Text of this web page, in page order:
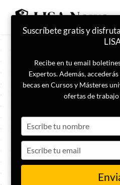
Suscríbete gratis y
Recibe en tu email
Expertos. Además,
becas en Cursos y Másteres
ofertas de trabajo
your
name
your
email